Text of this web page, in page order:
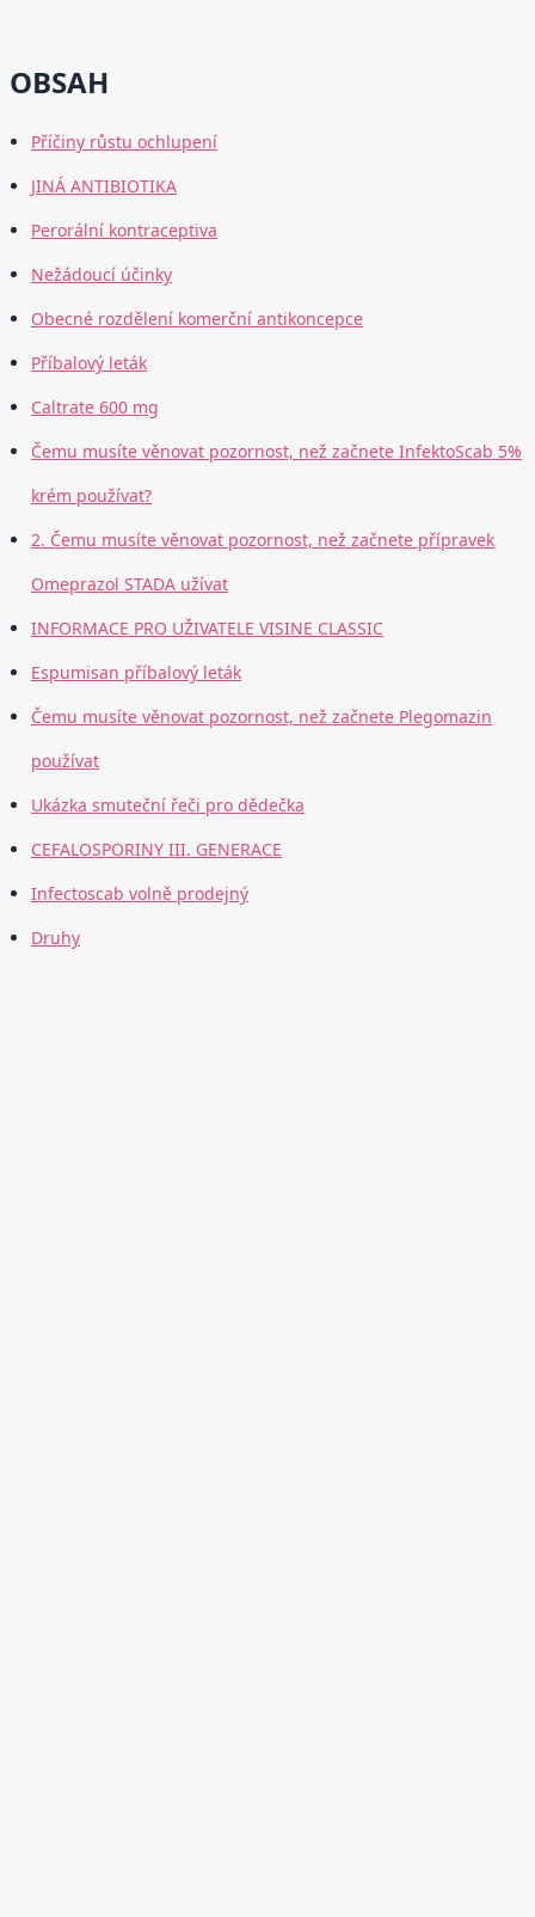
OBSAH
Příčiny růstu ochlupení
JINÁ ANTIBIOTIKA
Perorální kontraceptiva
Nežádoucí účinky
Obecné rozdělení komerční antikoncepce
Příbalový leták
Caltrate 600 mg
Čemu musíte věnovat pozornost, než začnete InfektoScab 5%
krém používat?
2. Čemu musíte věnovat pozornost, než začnete přípravek
Omeprazol STADA užívat
INFORMACE PRO UŽIVATELE VISINE CLASSIC
Espumisan příbalový leták
Čemu musíte věnovat pozornost, než začnete Plegomazin
používat
Ukázka smuteční řeči pro dědečka
CEFALOSPORINY III. GENERACE
Infectoscab volně prodejný
Druhy